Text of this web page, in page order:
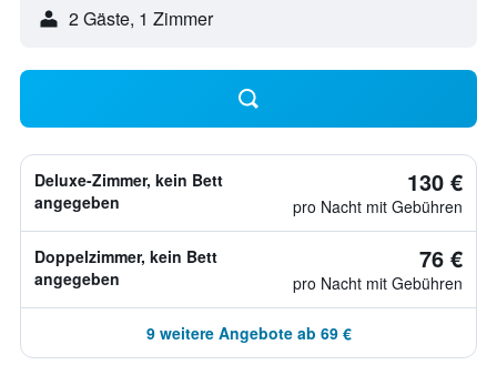
2 Gäste, 1 Zimmer
Deluxe-Zimmer, kein Bett
angegeben
130 €
pro Nacht mit Gebühren
Doppelzimmer, kein Bett
angegeben
76 €
pro Nacht mit Gebühren
9 weitere Angebote ab 69 €